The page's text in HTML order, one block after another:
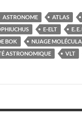
ASTRONOME ATLAS
E-ELT E.
BOK NUAGE
ASTRONOMIQUE VLT